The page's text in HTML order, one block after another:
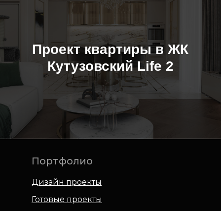
Проект квартиры в ЖК
Кутузовский Life 2
Портфолио
Дизайн проекты
Готовые проекты